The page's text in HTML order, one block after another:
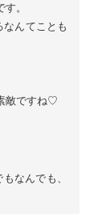
。
んてことも
敵ですね♡
なんでも、